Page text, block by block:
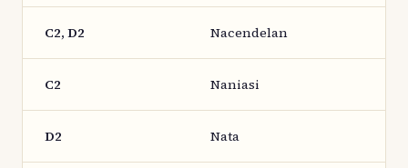
C2, D2 Nacendelan
C2 Naniasi
D2 Nata